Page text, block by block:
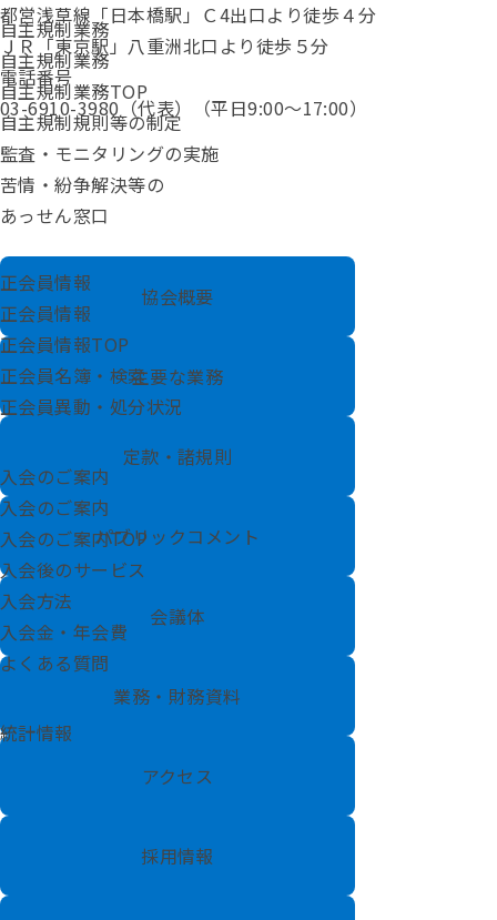
自主規制業務
自主規制業務
自主規制業務TOP
自主規制規則等の制定
監査・モニタリングの実施
苦情・紛争解決等の
あっせん窓口
正会員情報
正会員情報
正会員情報TOP
正会員名簿・検索
正会員異動・処分状況
入会のご案内
入会のご案内
入会のご案内TOP
入会後のサービス
入会方法
入会金・年会費
よくある質問
統計情報
都営浅草線「日本橋駅」Ｃ4出口より徒歩４分
ＪＲ「東京駅」八重洲北口より徒歩５分
電話番号
03-6910-3980（代表）（平日9:00～17:00）
協会概要
主要な業務
定款・諸規則
パブリックコメント
会議体
業務・財務資料
アクセス
採用情報